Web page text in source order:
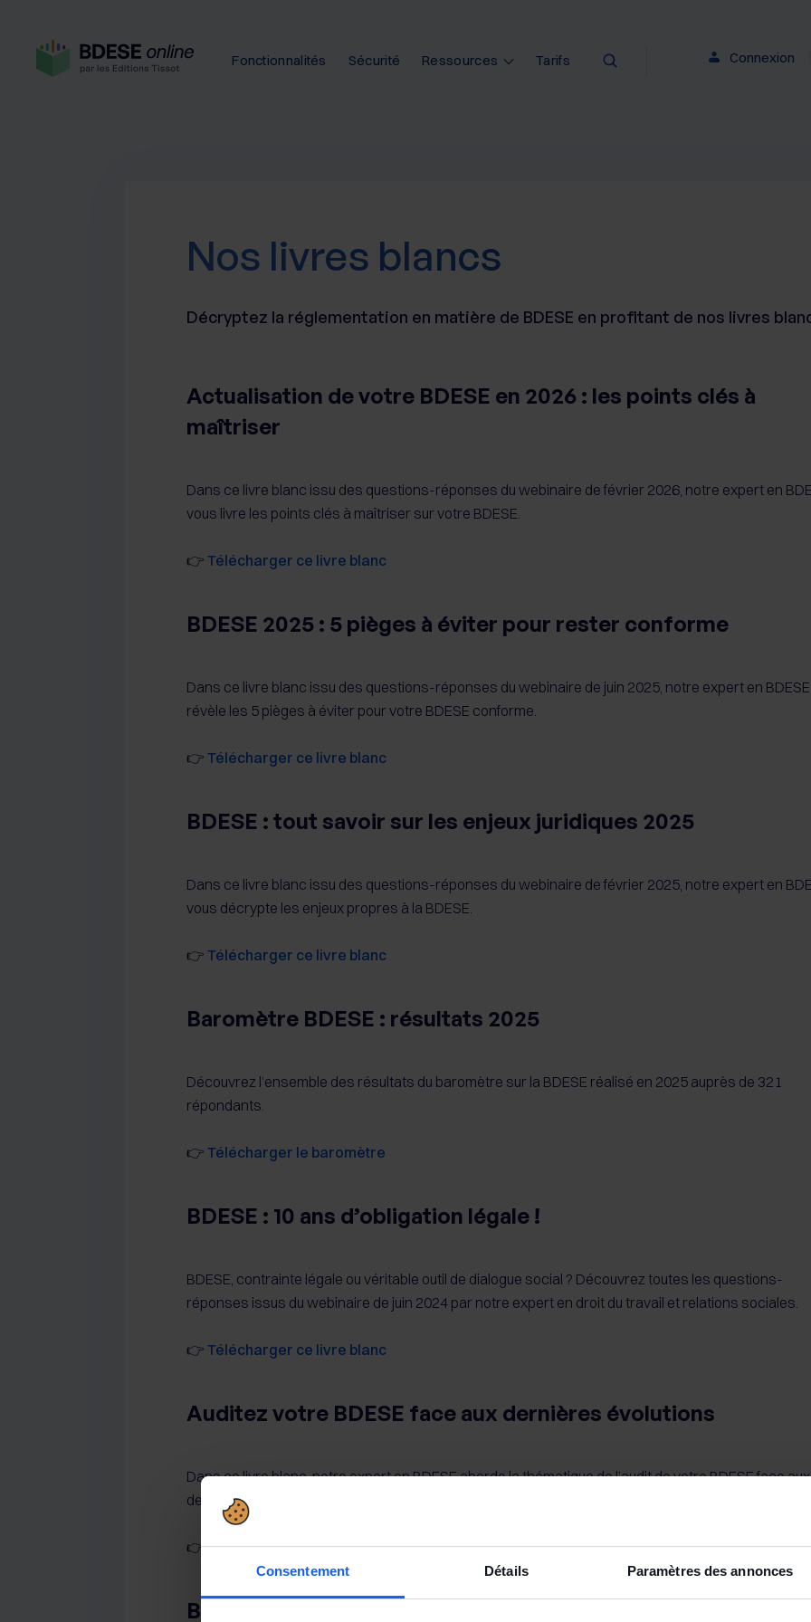
Consentement Détails Paramètres des annonces
Fonctionnalités Sécurité Ressources Tarifs Connexion
Nos livres blancs
Décryptez la réglementation en matière de BDESE en profitant de nos livres
Actualisation de votre BDESE en 2026 : les points clés à
maîtriser
Dans ce livre blanc issu des questions-réponses du webinaire de février 2026, notre expert en
vous livre les points clés à maîtriser sur votre BDESE.
👉 Télécharger ce livre blanc
BDESE 2025 : 5 pièges à éviter pour rester conforme
Dans ce livre blanc issu des questions-réponses du webinaire de juin 2025, notre expert en
révèle les 5 pièges à éviter pour votre BDESE conforme.
👉 Télécharger ce livre blanc
BDESE : tout savoir sur les enjeux juridiques 2025
Dans ce livre blanc issu des questions-réponses du webinaire de février 2025, notre expert en
vous décrypte les enjeux propres à la BDESE.
👉 Télécharger ce livre blanc
Baromètre BDESE : résultats 2025
Découvrez l’ensemble des résultats du baromètre sur la BDESE réalisé en 2025 auprès de 321
répondants.
👉 Télécharger le baromètre
BDESE : 10 ans d’obligation légale !
BDESE, contrainte légale ou véritable outil de dialogue social ? Découvrez toutes les questions-
réponses issus du webinaire de juin 2024 par notre expert en droit du travail et relations sociales.
👉 Télécharger ce livre blanc
Auditez votre BDESE face aux dernières évolutions
Dans ce livre blanc, notre expert en BDESE aborde la thématique de l’audit de votre BDESE face aux
dernières évolutions légales et jurisprudentielles.
👉Télécharger ce livre blanc
BDESE : liste des informations à fournir